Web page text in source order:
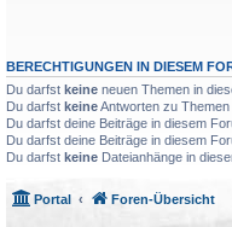
BERECHTIGUNGEN IN DIESEM
Du darfst keine neuen Themen in
Du darfst keineAntworten zu
Du darfst deine Beiträge in diesem
Du darfst deine Beiträge in diesem
Du darfst keine Dateianhänge in
Portal Foren-Übersicht